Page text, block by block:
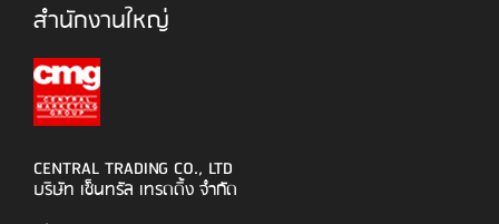
สำนักงานใหญ่
CENTRAL TRADING CO., LTD
บริษัท เซ็นทรัล เทรดดิ้ง จำกัด